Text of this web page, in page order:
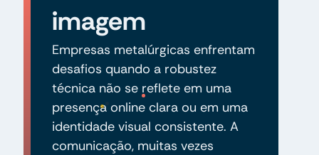
imagem
Empresas metalúrgicas enfrentam
desafios quando a robustez
técnica não se reflete em uma
presença online clara ou em uma
identidade visual consistente. A
comunicação, muitas vezes